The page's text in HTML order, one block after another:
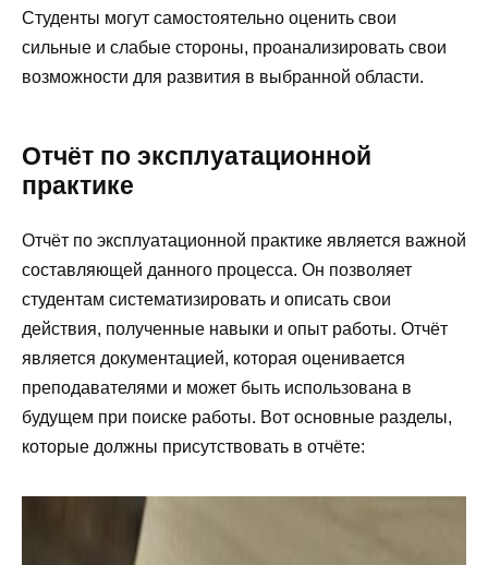
Студенты могут самостоятельно оценить свои
сильные и слабые стороны, проанализировать свои
возможности для развития в выбранной области.
Отчёт по эксплуатационной
практике
Отчёт по эксплуатационной практике является важной
составляющей данного процесса. Он позволяет
студентам систематизировать и описать свои
действия, полученные навыки и опыт работы. Отчёт
является документацией, которая оценивается
преподавателями и может быть использована в
будущем при поиске работы. Вот основные разделы,
которые должны присутствовать в отчёте: